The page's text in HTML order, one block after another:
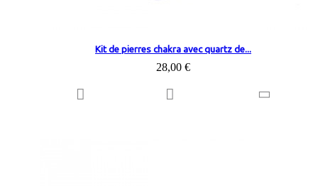
Kit de pierres chakra avec quartz de...
28,00 €